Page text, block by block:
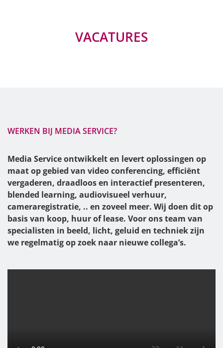
VACATURES
WERKEN BIJ MEDIA SERVICE?
Media Service ontwikkelt en levert oplossingen op
maat op gebied van video conferencing, efficiënt
vergaderen, draadloos en interactief presenteren,
blended learning, audiovisueel verhuur,
cameraregistratie, .. en zoveel meer. Wij doen dit op
basis van koop, huur of lease. Voor ons team van
specialisten in beeld, licht, geluid en techniek zijn
we regelmatig op zoek naar nieuwe collega’s.